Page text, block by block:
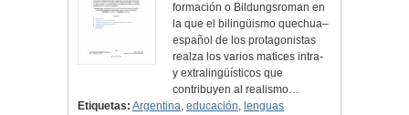
formación o Bildungsroman en
la que el bilingüismo quechua–
español de los protagonistas
realza los varios matices intra-
y extralingüísticos que
contribuyen al realismo…
Etiquetas: Argentina, educación, lenguas